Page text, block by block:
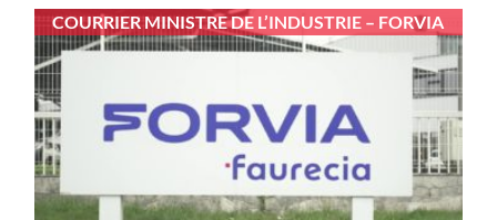
COURRIER MINISTRE DE L’INDUSTRIE – FORVIA